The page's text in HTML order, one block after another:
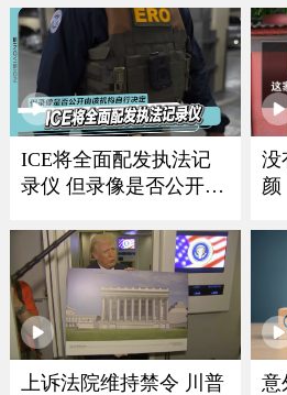
ICE将全面配发执法记
录仪 但录像是否公开由
没
颜
上诉法院维持禁令 川普
意